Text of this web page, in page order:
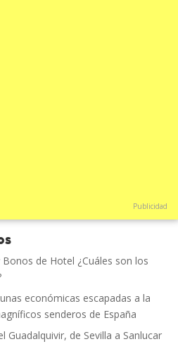
Publicidad
de Hotel ¿Cuáles son los
económicas escapadas a la
senderos de España
Guadalquivir, de Sevilla a Sanlucar